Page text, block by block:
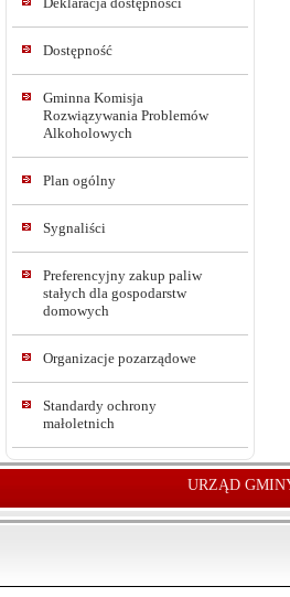
Dostępność
Gminna Komisja
Rozwiązywania Problemów
Alkoholowych
Plan ogólny
Sygnaliści
Preferencyjny zakup paliw
stałych dla gospodarstw
domowych
Organizacje pozarządowe
Standardy ochrony
małoletnich
URZĄD